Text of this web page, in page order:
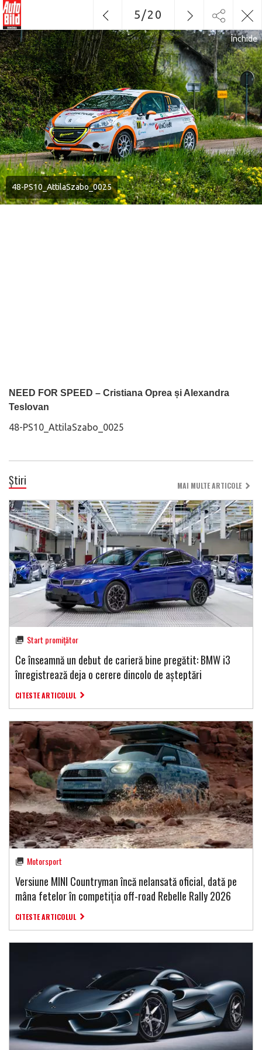
48-PS10_AttilaSzabo_0025
NEED FOR SPEED – Cristiana Oprea și Alexandra
Teslovan
48-PS10_AttilaSzabo_0025
Închide
5/20
Știri MAI MULTE ARTICOLE
Start promițător
Ce înseamnă un debut de carieră bine pregătit: BMW i3
înregistrează deja o cerere dincolo de așteptări
CITESTE ARTICOLUL
Motorsport
Versiune MINI Countryman încă nelansată oficial, dată pe
mâna fetelor în competiția off-road Rebelle Rally 2026
CITESTE ARTICOLUL